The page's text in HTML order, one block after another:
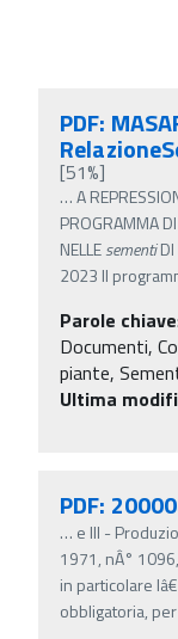
PDF:
[51%]
…A
PROGRAMMA
NELLEsementiDI
2023 Il
Parole chiave:
Documenti,
piante,
Ultima
PDF:
… e III -
1971, nÂ°
in particolare
obbligatoria,